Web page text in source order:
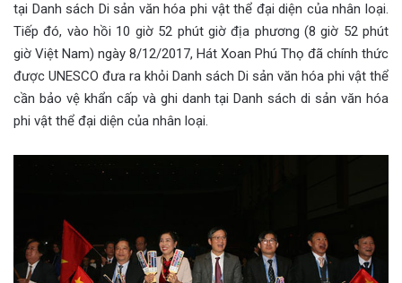
tại Danh sách Di sản văn hóa phi vật thể đại diện của nhân loại.
Tiếp đó, vào hồi 10 giờ 52 phút giờ địa phương (8 giờ 52 phút
giờ Việt Nam) ngày 8/12/2017, Hát Xoan Phú Thọ đã chính thức
được UNESCO đưa ra khỏi Danh sách Di sản văn hóa phi vật thể
cần bảo vệ khẩn cấp và ghi danh tại Danh sách di sản văn hóa
phi vật thể đại diện của nhân loại.